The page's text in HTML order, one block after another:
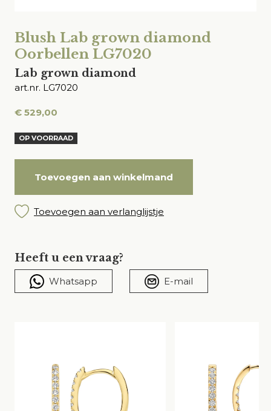
Blush Lab grown diamond
Oorbellen LG7020
Lab grown diamond
art.nr. LG7020
€ 529,00
OP VOORRAAD
Toevoegen aan winkelmand
Toevoegen aan verlanglijstje
Heeft u een vraag?
Whatsapp E-mail